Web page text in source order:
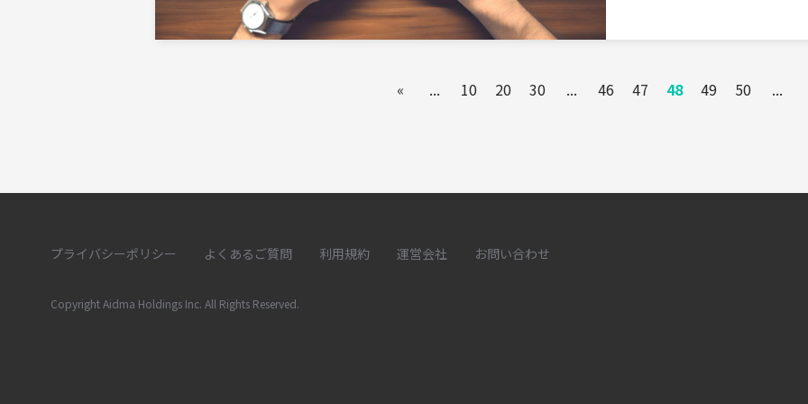
« ... 10 20 30 ... 46 47 48 49 50 ...
プライバシーポリシー よくあるご質問 利用規約 運営会社 お問い合わせ
Copyright Aidma Holdings Inc. All Rights Reserved.